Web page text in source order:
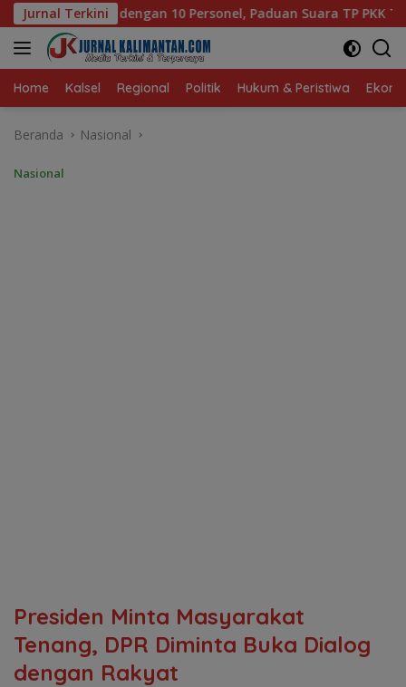
Langsung
ke
konten
Jurnal Terkini
Paduan Suara TP PKK Tanah Bumbu Sabet Juara II
Home Kalsel Regional Politik Hukum & Peristiwa
Beranda Nasional
Nasional
Presiden Minta Masyarakat
Tenang, DPR Diminta Buka Dialog
dengan Rakyat